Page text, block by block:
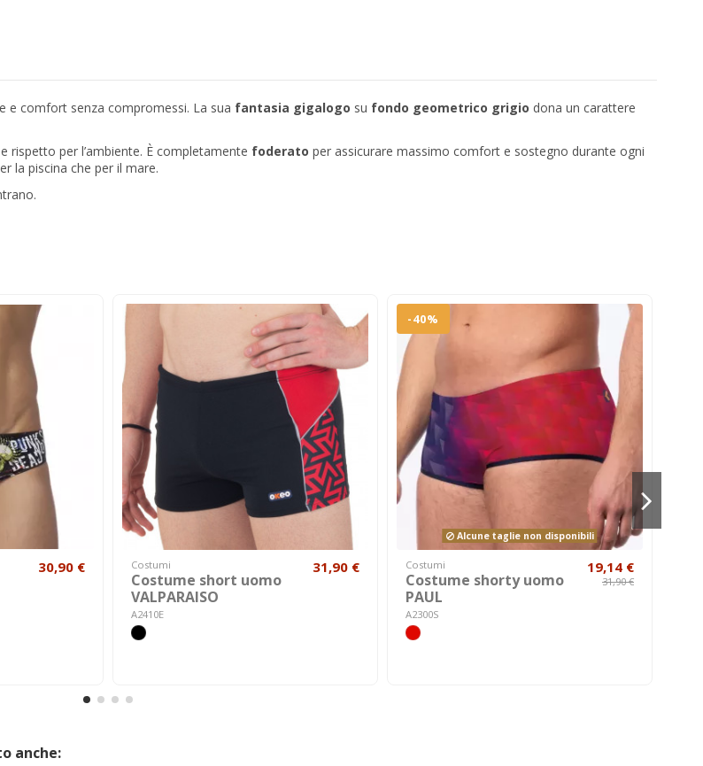
e comfort senza compromessi. La sua fantasia gigalogo su fondo geometrico grigio dona un carattere
rispetto per l’ambiente. È completamente foderato per assicurare massimo comfort e sostegno durante ogni
la piscina che per il mare.
30,90 € Costumi
Costume short uomo
VALPARAISO
A2410E
31,90 €
-40%
Alcune taglie non disponibili
Costumi
Costume shorty uomo
PAUL
A2300S
19,14 €
31,90 €
anche: